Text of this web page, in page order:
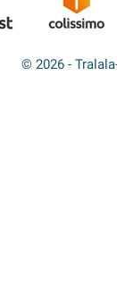
© 2026 -